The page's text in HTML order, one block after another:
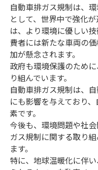
自動車排ガス規制は、
として、世界中で強化
は、より環境に優しい
費者には新たな車両の
加が懸念されます。
政府も環境保護のため
り組んでいます。
自動車排ガス規制は、
にも影響を与えており
素です。
今後も、環境問題や社
ガス規制に関する取り
ます。
特に、地球温暖化に伴